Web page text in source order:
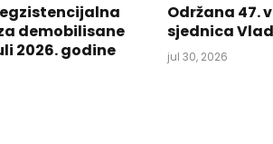
demobilisane
2026. godine
Održana 47.
sjednica
jul 30, 2026